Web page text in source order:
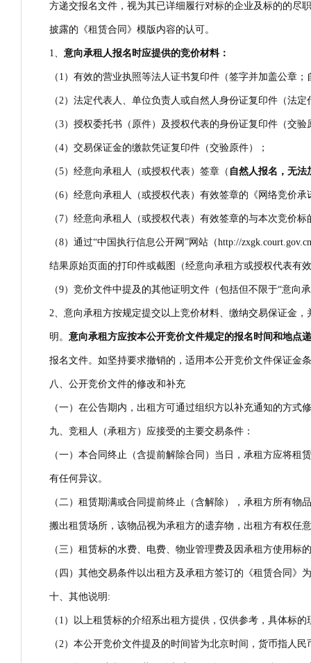
方递交报名文件，视为其已详细履行对标的企业及标的的尽
披露的《租赁合同》模版内容的认可。
1、 意向承租人报名时应提供的竞价材料：
（1）有效的营业执照等法人证书复印件（签字并加盖公章
（2）法定代表人、单位负责人或自然人身份证复印件（法
（3）授权委托书（原件）及授权代表的身份证复印件（交
（4）交易保证金的缴款凭证复印件（交验原件）；
（5）经意向承租人（或授权代表）签章（ 自然人报名，无
（6）经意向承租人（或授权代表）有效签章的《网络竞价
（7）经意向承租人（或授权代表）有效签章的与本次竞价
（8）通过“中国执行信息公开网”网站（http://
结果原始页面的打印件或截图（经意向承租方或授权代表有
（9）竞价文件中提及的其他证明文件（包括但不限于“意向
2、意向承租方按规定提交以上竞价材料、缴纳交易保证金
明。 意向承租方应按本公开竞价文件规定的报名时间和地点
报名文件。如坚持要求撤销的，适用本公开竞价文件保证金
八、公开竞价文件的修改和补充
（一）在公告期内，出租方可通过组织方以补充通知的方
九、竞租人（承租方）应接受的主要交易条件：
（一）本合同终止（含提前解除合同）当日，承租方应将
有任何异议。
（二）租赁期满或合同提前终止（含解除），承租方所有
搬出租赁场所，该物品视为承租方的遗弃物，出租方有权任
（三）租赁标的水费、电费、物业管理费及因承租方使用标
（四）其他交易条件以出租方及承租方签订的《租赁合同》
十、其他说明:
（1）以上租赁标的介绍系出租方提供，仅供参考，具体标
（2）本公开竞价文件提及的时间皆为北京时间，货币指人民